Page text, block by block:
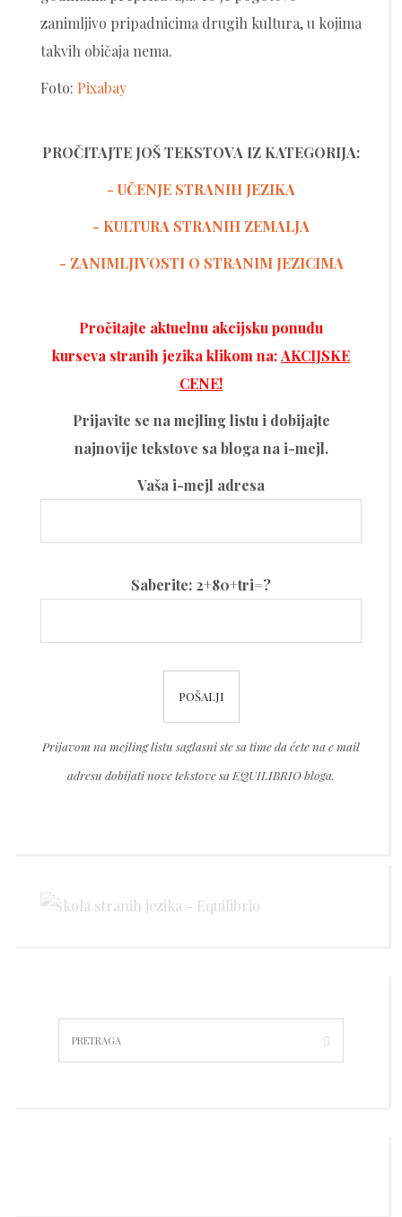
zanimljivo pripadnicima drugih kultura, u kojima
takvih običaja nema.
Foto: Pixabay
PROČITAJTE JOŠ TEKSTOVA IZ KATEGORIJA:
- UČENJE STRANIH JEZIKA
- KULTURA STRANIH ZEMALJA
- ZANIMLJIVOSTI O STRANIM JEZICIMA
Pročitajte aktuelnu akcijsku ponudu
kurseva stranih jezika klikom na:AKCIJSKE
CENE!
Prijavite se na mejling listu i dobijajte
najnovije tekstove sa bloga na i-mejl.
Vaša i-mejl adresa
leave
Saberite: 2+80+tri=?
field
empty.
Prijavom na mejling listu saglasni ste sa time da ćete na e mail
adresu dobijati nove tekstove sa EQUILIBRIO bloga.